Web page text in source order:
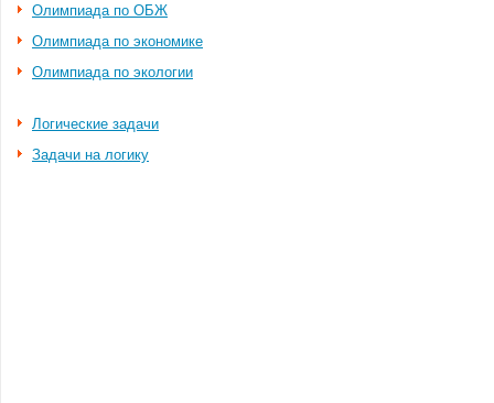
Олимпиада по ОБЖ
Олимпиада по экономике
Олимпиада по экологии
Логические задачи
Задачи на логику